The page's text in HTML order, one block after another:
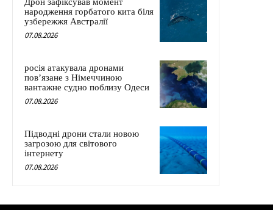
Дрон зафіксував момент
народження горбатого кита біля
узбережжя Австралії
07.08.2026
росія атакувала дронами
пов’язане з Німеччиною
вантажне судно поблизу Одеси
07.08.2026
Підводні дрони стали новою
загрозою для світового
інтернету
07.08.2026